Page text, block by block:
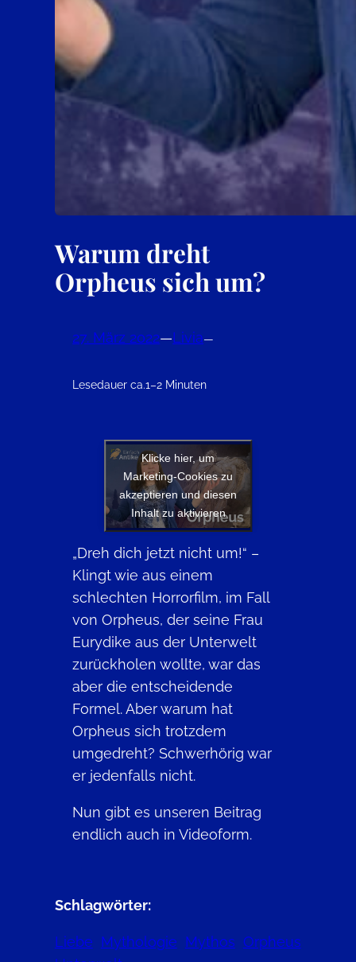
Warum dreht
Orpheus sich um?
27. März 2022—Livia—
Lesedauer ca.1–2 Minuten
Klicke hier, um
Marketing-Cookies zu
akzeptieren und diesen
Inhalt zu aktivieren
„Dreh dich jetzt nicht um!“ –
Klingt wie aus einem
schlechten Horrorfilm, im Fall
von Orpheus, der seine Frau
Eurydike aus der Unterwelt
zurückholen wollte, war das
aber die entscheidende
Formel. Aber warum hat
Orpheus sich trotzdem
umgedreht? Schwerhörig war
er jedenfalls nicht.
Nun gibt es unseren Beitrag
endlich auch in Videoform.
Schlagwörter:
Liebe Mythologie Mythos Orpheus